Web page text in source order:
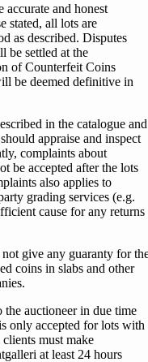
and honest
stated, all lots are
as described. Disputes
be settled at the
of Counterfeit Coins
be deemed definitive in
in the catalogue and
appraise and inspect
complaints about
be accepted after the lots
also applies to
grading services (e.g.
cause for any returns
give any guaranty for
coins in slabs and other
auctioneer in due time
only accepted for lots with
must make
at least 24 hours